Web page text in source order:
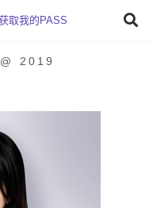
取我的PASS
@ 2019